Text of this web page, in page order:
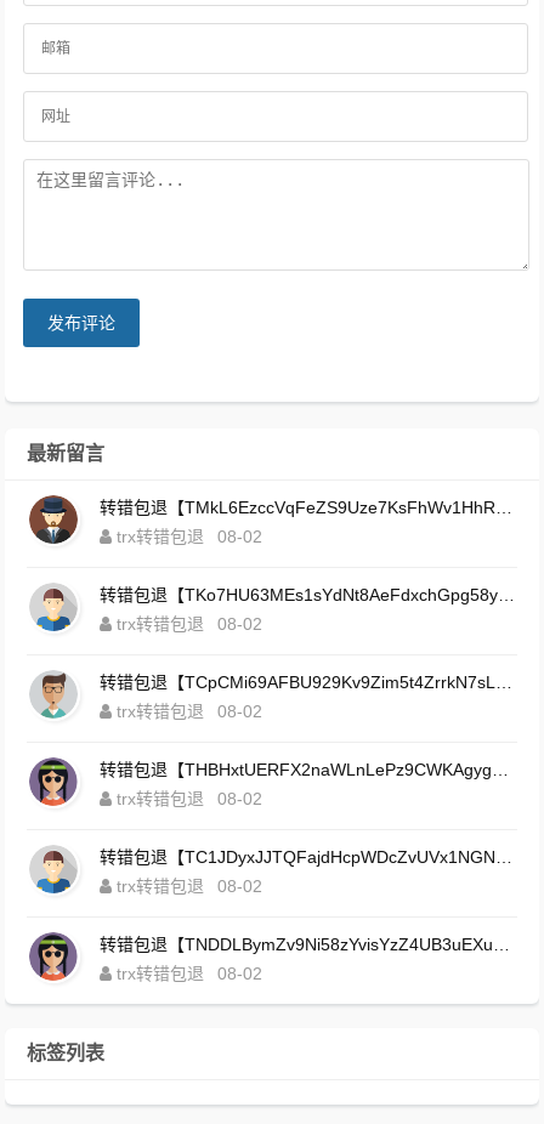
发布评论
最新留言
trx转错包退
08-02
trx转错包退
08-02
trx转错包退
08-02
trx转错包退
08-02
trx转错包退
08-02
trx转错包退
08-02
标签列表